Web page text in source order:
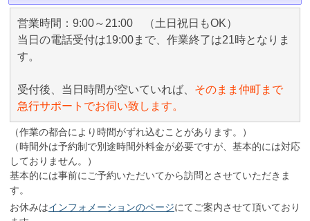
営業時間：9:00～21:00 （土日祝日もOK）
当日の電話受付は19:00まで、作業終了は21時となりま
す。
受付後、当日時間が空いていれば、 そのまま仲町まで
急行サポートでお伺い致します。
（作業の都合により時間がずれ込むことがあります。）
（時間外は予約制で別途時間外料金が必要ですが、基本的には対応
しておりません。）
基本的には事前にご予約いただいてから訪問とさせていただきま
す。
お休みはインフォメーションのページにてご案内させて頂いており